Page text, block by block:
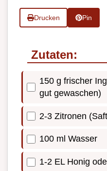
Drucken Pin
Zutaten:
150 g frischer
gut gewaschen)
2-3 Zitronen
100 ml Wasser
1-2 EL Honig